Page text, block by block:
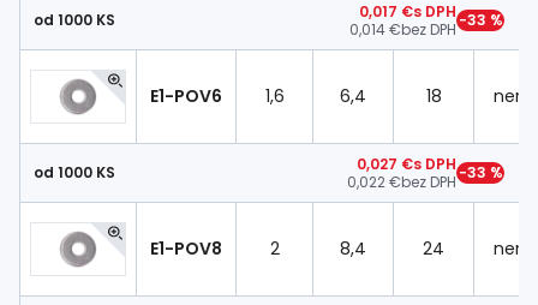
od 1000 KS 0,017 €s DPH
0,014 €bez DPH−33 %
E1-POV6 1,6 6,4 18
od 1000 KS 0,027 €s DPH
0,022 €bez DPH−33 %
E1-POV8 2 8,4 24